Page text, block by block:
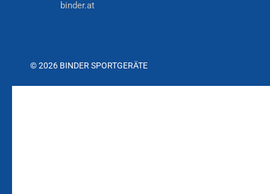
binder.at
© 2026 BINDER SPORTGERÄTE